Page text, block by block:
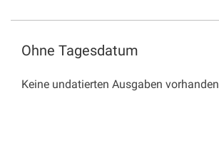
Ohne Tagesdatum
Keine undatierten Ausgaben vorhanden